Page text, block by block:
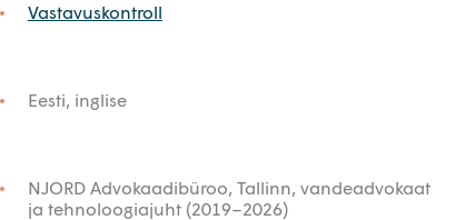
Vastavuskontroll
Eesti, inglise
NJORD Advokaadibüroo, Tallinn, vandeadvokaat
ja tehnoloogiajuht (2019–2026)